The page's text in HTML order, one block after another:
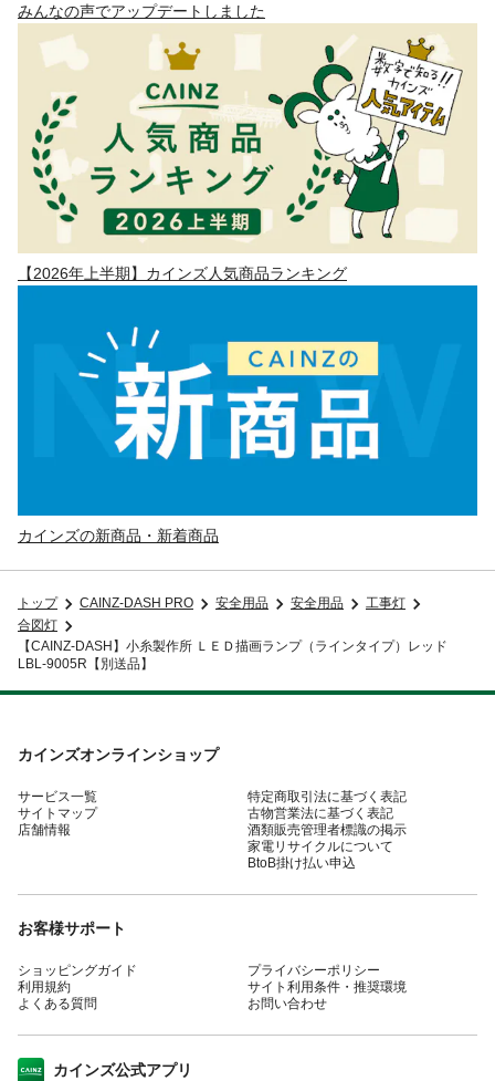
みんなの声でアップデートしました
【2026年上半期】カインズ人気商品ランキング
カインズの新商品・新着商品
トップ CAINZ-DASH PRO 安全用品 安全用品
工事灯
合図灯
【CAINZ-DASH】小糸製作所 ＬＥＤ描画ランプ（ラインタイプ）レッド
LBL-9005R【別送品】
カインズオンラインショップ
サービス一覧
サイトマップ
店舗情報
特定商取引法に基づく表記
古物営業法に基づく表記
酒類販売管理者標識の掲示
家電リサイクルについて
BtoB掛け払い申込
お客様サポート
ショッピングガイド
利用規約
よくある質問
プライバシーポリシー
サイト利用条件・推奨環境
お問い合わせ
カインズ公式アプリ